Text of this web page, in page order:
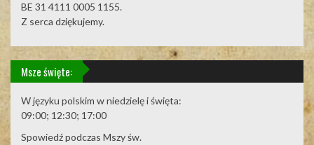
BE 31 4111 0005 1155.
Z serca dziękujemy.
Msze święte:
W języku polskim w niedzielę i święta:
09:00; 12:30; 17:00
Spowiedź podczas Mszy św.